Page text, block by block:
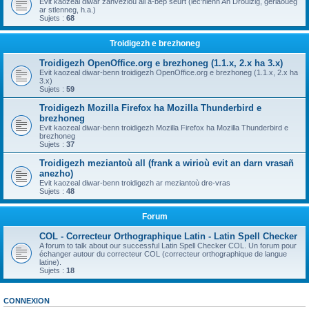
ar stlenneg, h.a.)
Sujets : 68
Troidigezh e brezhoneg
Troidigezh OpenOffice.org e brezhoneg (1.1.x, 2.x ha 3.x)
Evit kaozeal diwar-benn troidigezh OpenOffice.org e brezhoneg (1.1.x, 2.x ha
3.x)
Sujets : 59
Troidigezh Mozilla Firefox ha Mozilla Thunderbird e
brezhoneg
Evit kaozeal diwar-benn troidigezh Mozilla Firefox ha Mozilla Thunderbird e
brezhoneg
Sujets : 37
Troidigezh meziantoù all (frank a wirioù evit an darn vrasañ
anezho)
Evit kaozeal diwar-benn troidigezh ar meziantoù dre-vras
Sujets : 48
Forum
COL - Correcteur Orthographique Latin - Latin Spell Checker
A forum to talk about our successful Latin Spell Checker COL. Un forum pour
échanger autour du correcteur COL (correcteur orthographique de langue
latine).
Sujets : 18
CONNEXION